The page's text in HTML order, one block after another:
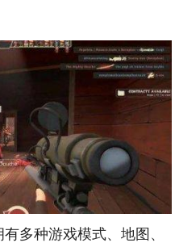
多种游戏模式、地图、